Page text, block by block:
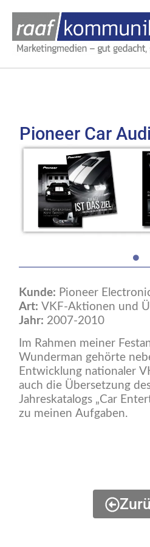
Pioneer Car
Im Rahmen meiner
Wunderman gehörte
Entwicklung nationaler
auch die Übersetzung
Jahreskatalogs „Car
zu meinen Aufgaben.
Kunde: Pioneer
Art: VKF-Aktionen und
Jahr: 2007-2010